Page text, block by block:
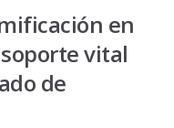
en
vital
de